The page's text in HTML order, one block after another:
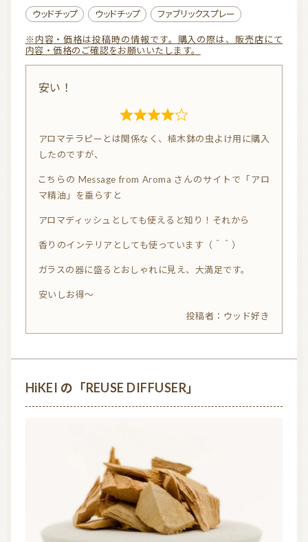
f
ウッドチップ ウッドチップ ファブリックスプレー
※内容・価格は投稿時の情報です。購入の際は、販売店にて
内容・価格のご確認をお願いいたします。
安い！
R
a
e
4.
0
u
f
アロマテラピーとは関係なく、植木鉢の虫よけ用に購入
したのですが、
こちらの Message from Aroma さんのサイトで「アロ
マ精油」を垂らすと
アロマディッシュとしても使えると知り！それから
香りのインテリアとしても使っています（＾＾）
ガラスの器に盛るとおしゃれに見え、大満足です。
安いしお得～
ウッド好き
HiKEI の「REUSE DIFFUSER」